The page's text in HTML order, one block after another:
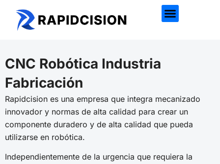
CNC Robótica Industria
Fabricación
Rapidcision es una empresa que integra mecanizado
innovador y normas de alta calidad para crear un
componente duradero y de alta calidad que pueda
utilizarse en robótica.
Independientemente de la urgencia que requiera la